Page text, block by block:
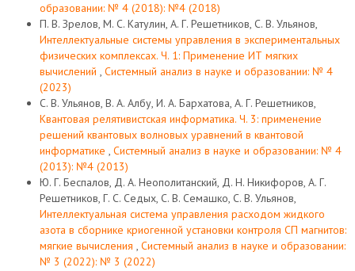
образовании: № 4 (2018): №4 (2018)
П. В. Зрелов, М. С. Катулин, А. Г. Решетников, С. В. Ульянов,
Интеллектуальные системы управления в экспериментальных
физических комплексах. Ч. 1: Применение ИТ мягких
вычислений , Системный анализ в науке и образовании: № 4
(2023)
С. В. Ульянов, В. А. Албу, И. А. Бархатова, А. Г. Решетников,
Квантовая релятивистская информатика. Ч. 3: применение
решений квантовых волновых уравнений в квантовой
информатике , Системный анализ в науке и образовании: № 4
(2013): №4 (2013)
Ю. Г. Беспалов, Д. А. Неополитанский, Д. Н. Никифоров, А. Г.
Решетников, Г. С. Седых, С. В. Семашко, С. В. Ульянов,
Интеллектуальная система управления расходом жидкого
азота в сборнике криогенной установки контроля СП магнитов:
мягкие вычисления , Системный анализ в науке и образовании:
№ 3 (2022): № 3 (2022)